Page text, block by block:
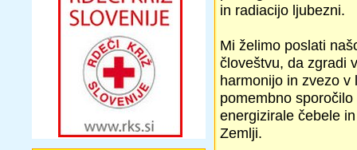
in radiacijo ljubezni.
Mi želimo poslati
človeštvu, da zgradi
harmonijo in zvezo
pomembno
energizirale čebele
Zemlji.